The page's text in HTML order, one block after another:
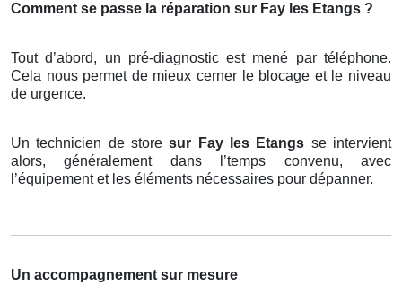
Comment se passe la réparation sur Fay les Etangs ?
Tout d’abord, un pré-diagnostic est mené par téléphone.
Cela nous permet de mieux cerner le blocage et le niveau
de urgence.
Un technicien de storesur Fay les Etangs se intervient
alors, généralement dans l’temps convenu, avec
l’équipement et les éléments nécessaires pour dépanner.
Un accompagnement sur mesure